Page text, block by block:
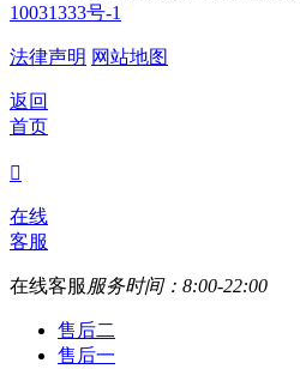
10031333号-1
法律声明 网站地图
返回
首页

在线
客服
在线客服 服务时间：8:00-22:00
售后二
售后一